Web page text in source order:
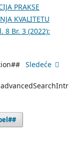
PRAKSE
KVALITETU
8 Br. 3 (2022):
Sledeće